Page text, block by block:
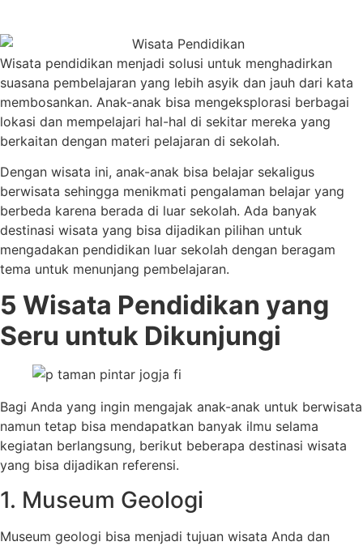
Wisata pendidikan menjadi solusi untuk menghadirkan
suasana pembelajaran yang lebih asyik dan jauh dari kata
membosankan. Anak-anak bisa mengeksplorasi berbagai
lokasi dan mempelajari hal-hal di sekitar mereka yang
berkaitan dengan materi pelajaran di sekolah.
Dengan wisata ini, anak-anak bisa belajar sekaligus
berwisata sehingga menikmati pengalaman belajar yang
berbeda karena berada di luar sekolah. Ada banyak
destinasi wisata yang bisa dijadikan pilihan untuk
mengadakan pendidikan luar sekolah dengan beragam
tema untuk menunjang pembelajaran.
5 Wisata Pendidikan yang
Seru untuk Dikunjungi
Bagi Anda yang ingin mengajak anak-anak untuk berwisata
namun tetap bisa mendapatkan banyak ilmu selama
kegiatan berlangsung, berikut beberapa destinasi wisata
yang bisa dijadikan referensi.
1. Museum Geologi
Museum geologi bisa menjadi tujuan wisata Anda dan